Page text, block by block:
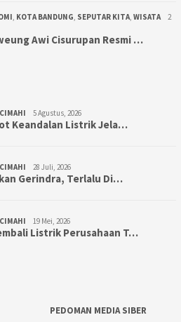
KOTA BANDUNG SEPUTAR KITA WISATA
2
Awi Cisurupan Resmi …
5 Agustus, 2026
Keandalan Listrik Jela…
28 Juli, 2026
Gerindra, Terlalu Di…
19 Mei, 2026
Listrik Perusahaan T…
PEDOMAN MEDIA SIBER